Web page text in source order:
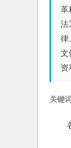
革
法
律
文
资
关键